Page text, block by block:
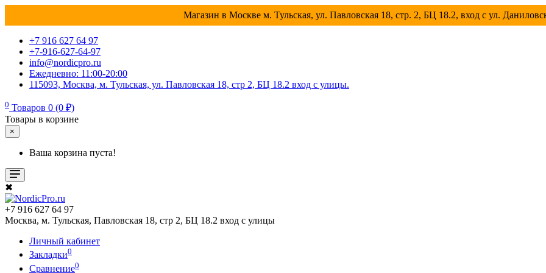
Магазин в Москве м. Тульская, ул. Павловская 18, стр. 2, БЦ 18.2, вход с ул.
+7 916 627 64 97
+7-916-627-64-97
info@nordicpro.ru
Ежедневно: 11:00-20:00
115093, Москва, м. Тульская, ул. Павловская 18, стр 2, БЦ 18.2 вход с улицы.
0 Товаров 0 (0 ₽)
Товары в корзине
×
Ваша корзина пуста!
✖
+7 916 627 64 97
Москва, м. Тульская, Павловская 18, стр 2, БЦ 18.2 вход с улицы
Личный кабинет
Закладки0
Сравнение0